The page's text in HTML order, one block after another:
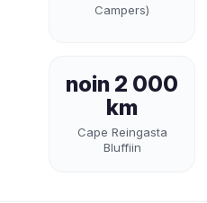
Campers)
noin 2 000
km
Cape Reingasta
Bluffiin